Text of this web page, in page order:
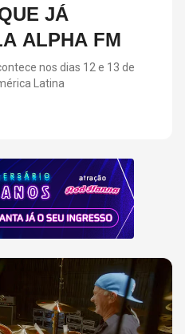
EM
KIEDIS
em 2022